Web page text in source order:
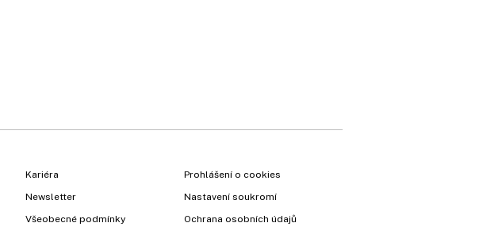
Kariéra
Newsletter
Všeobecné podmínky
Prohlášení o cookies
Nastavení soukromí
Ochrana osobních údajů